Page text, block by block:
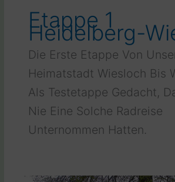
Etappe 1
Heidelberg-
Die Erste Etappe Von
Heimatstadt Wiesloch Bis
Als Testetappe Gedacht,
Nie Eine Solche Radreise
Unternommen Hatten.